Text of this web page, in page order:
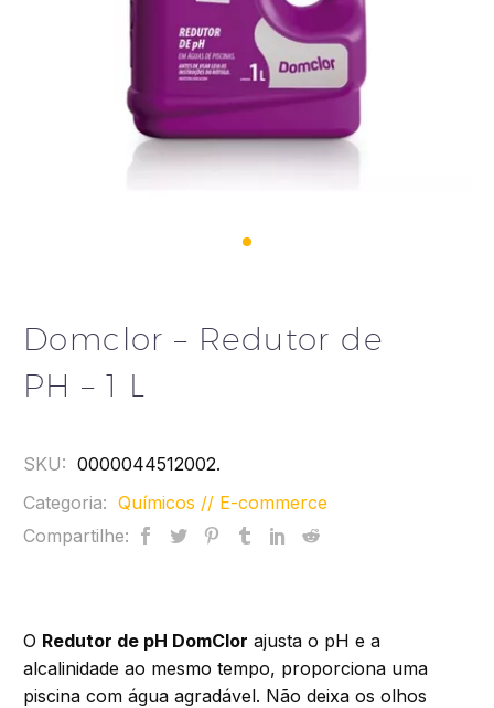
Domclor – Redutor de
PH – 1 L
SKU: 0000044512002.
Categoria: Químicos // E-commerce
Compartilhe:
O Redutor de pH DomClor ajusta o pH e a
alcalinidade ao mesmo tempo, proporciona uma
piscina com água agradável. Não deixa os olhos